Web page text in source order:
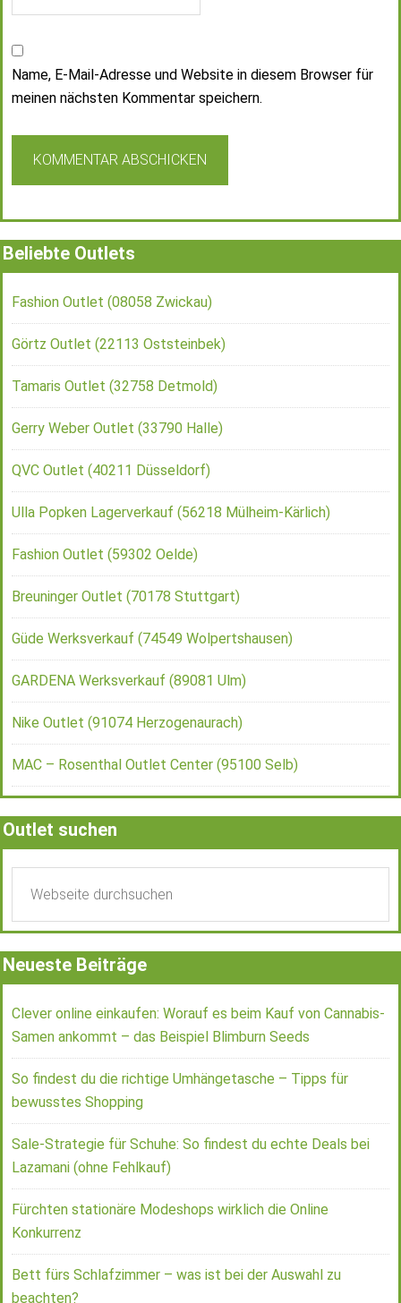
Name, E-Mail-Adresse und Website in diesem Browser für
meinen nächsten Kommentar speichern.
Beliebte Outlets
Fashion Outlet (08058 Zwickau)
Görtz Outlet (22113 Oststeinbek)
Tamaris Outlet (32758 Detmold)
Gerry Weber Outlet (33790 Halle)
QVC Outlet (40211 Düsseldorf)
Ulla Popken Lagerverkauf (56218 Mülheim-Kärlich)
Fashion Outlet (59302 Oelde)
Breuninger Outlet (70178 Stuttgart)
Güde Werksverkauf (74549 Wolpertshausen)
GARDENA Werksverkauf (89081 Ulm)
Nike Outlet (91074 Herzogenaurach)
MAC – Rosenthal Outlet Center (95100 Selb)
Outlet suchen
Neueste Beiträge
Clever online einkaufen: Worauf es beim Kauf von Cannabis-
Samen ankommt – das Beispiel Blimburn Seeds
So findest du die richtige Umhängetasche – Tipps für
bewusstes Shopping
Sale-Strategie für Schuhe: So findest du echte Deals bei
Lazamani (ohne Fehlkauf)
Fürchten stationäre Modeshops wirklich die Online
Konkurrenz
Bett fürs Schlafzimmer – was ist bei der Auswahl zu
beachten?